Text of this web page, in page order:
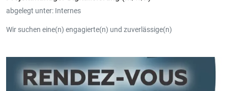
abgelegt unter: Internes
Wir suchen eine(n) engagierte(n) und zuverlässige(n)